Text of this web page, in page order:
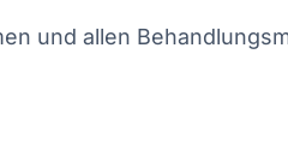
und allen